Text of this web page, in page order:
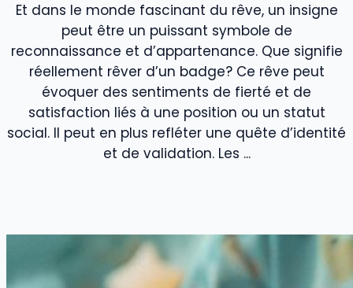
Et dans le monde fascinant du rêve, un insigne
peut être un puissant symbole de
reconnaissance et d’appartenance. Que signifie
réellement rêver d’un badge? Ce rêve peut
évoquer des sentiments de fierté et de
satisfaction liés à une position ou un statut
social. Il peut en plus refléter une quête d’identité
et de validation. Les ...